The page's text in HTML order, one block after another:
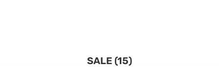
SALE(15)